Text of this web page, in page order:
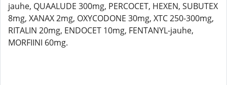
jauhe, QUAALUDE 300mg, PERCOCET, HEXEN, SUBUTEX
8mg, XANAX 2mg, OXYCODONE 30mg, XTC 250-300mg,
RITALIN 20mg, ENDOCET 10mg, FENTANYL-jauhe,
MORFIINI 60mg.